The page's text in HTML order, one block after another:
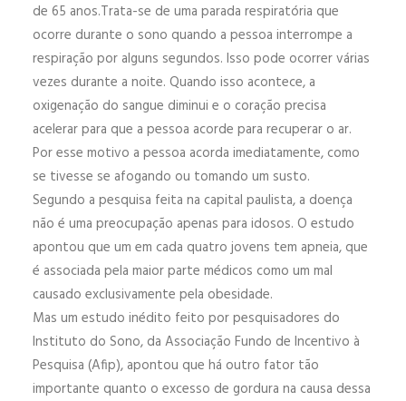
de 65 anos.Trata-se de uma parada respiratória que
ocorre durante o sono quando a pessoa interrompe a
respiração por alguns segundos. Isso pode ocorrer várias
vezes durante a noite. Quando isso acontece, a
oxigenação do sangue diminui e o coração precisa
acelerar para que a pessoa acorde para recuperar o ar.
Por esse motivo a pessoa acorda imediatamente, como
se tivesse se afogando ou tomando um susto.
Segundo a pesquisa feita na capital paulista, a doença
não é uma preocupação apenas para idosos. O estudo
apontou que um em cada quatro jovens tem apneia, que
é associada pela maior parte médicos como um mal
causado exclusivamente pela obesidade.
Mas um estudo inédito feito por pesquisadores do
Instituto do Sono, da Associação Fundo de Incentivo à
Pesquisa (Afip), apontou que há outro fator tão
importante quanto o excesso de gordura na causa dessa